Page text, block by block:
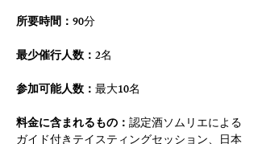
所要時間： 90分
最少催行人数： 2名
参加可能人数： 最大10名
料金に含まれるもの： 認定酒ソムリエによる